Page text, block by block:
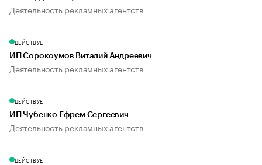
Деятельность рекламных агентств
ДЕЙСТВУЕТ
ИП Сорокоумов Виталий Андреевич
Деятельность рекламных агентств
ДЕЙСТВУЕТ
ИП Чубенко Ефрем Сергеевич
Деятельность рекламных агентств
ДЕЙСТВУЕТ